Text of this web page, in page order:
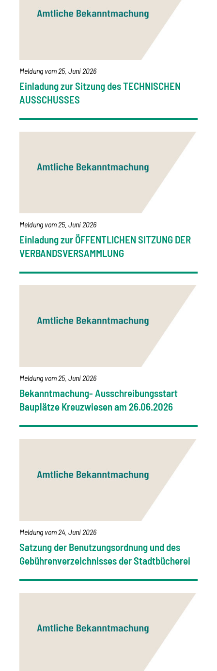
Meldung vom 25. Juni 2026
Einladung zur Sitzung des TECHNISCHEN
AUSSCHUSSES
Meldung vom 25. Juni 2026
Einladung zur ÖFFENTLICHEN SITZUNG DER
VERBANDSVERSAMMLUNG
Meldung vom 25. Juni 2026
Bekanntmachung- Ausschreibungsstart
Bauplätze Kreuzwiesen am 26.06.2026
Meldung vom 24. Juni 2026
Satzung der Benutzungsordnung und des
Gebührenverzeichnisses der Stadtbücherei